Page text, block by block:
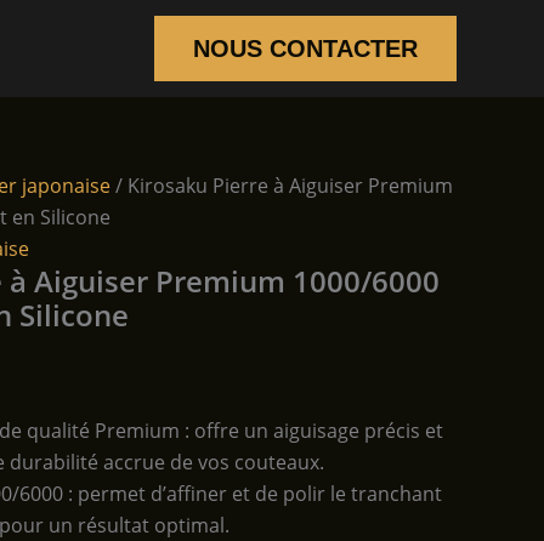
NOUS CONTACTER
japonaise/ Kirosaku Pierre à Aiguiser Premium
en Silicone
Aiguiser Premium 1000/6000
Silicone
qualité Premium : offre un aiguisage précis et
durabilité accrue de vos couteaux.
6000 : permet d’affiner et de polir le tranchant
un résultat optimal.